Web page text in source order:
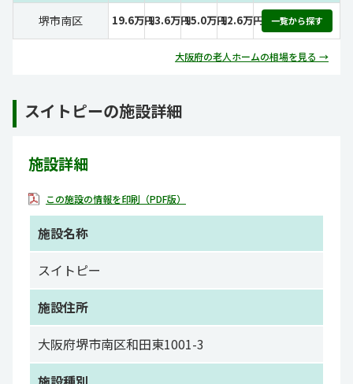
堺市南区 19.6万円13.6万円15.0万円12.6万円 一覧から探す
大阪府の老人ホームの相場を見る →
スイトピーの施設詳細
施設詳細
この施設の情報を印刷（PDF版）
施設名称
スイトピー
施設住所
大阪府堺市南区和田東1001-3